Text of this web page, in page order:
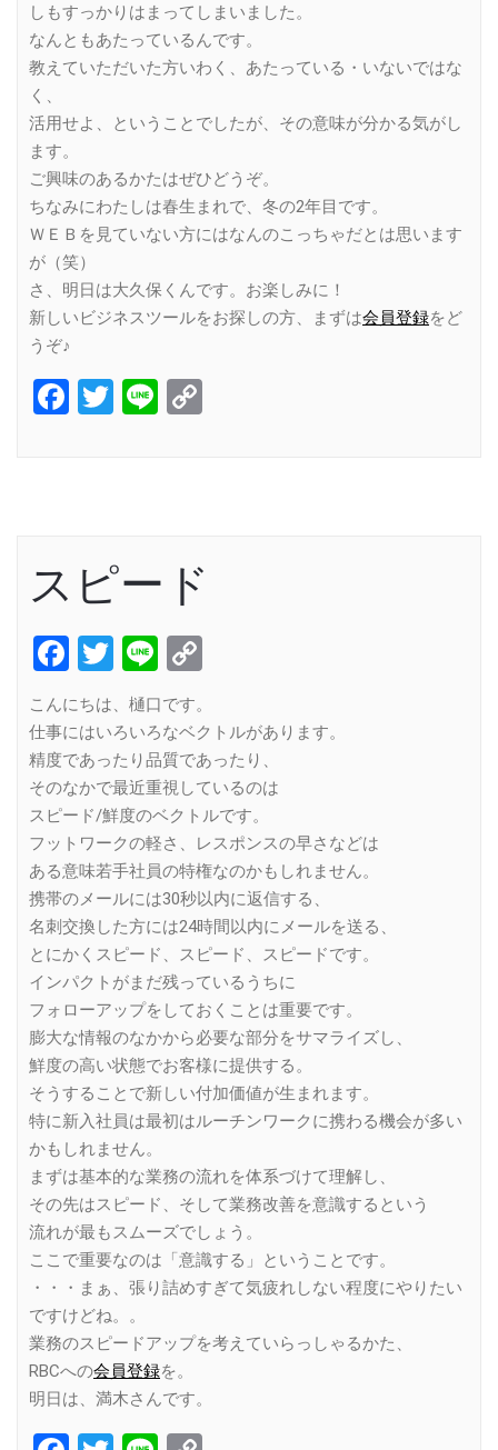
しもすっかりはまってしまいました。
なんともあたっているんです。
教えていただいた方いわく、あたっている・いないではな
く、
活用せよ、ということでしたが、その意味が分かる気がし
ます。
ご興味のあるかたはぜひどうぞ。
ちなみにわたしは春生まれで、冬の2年目です。
ＷＥＢを見ていない方にはなんのこっちゃだとは思います
が（笑）
さ、明日は大久保くんです。お楽しみに！
新しいビジネスツールをお探しの方、まずは会員登録をど
うぞ♪
Facebook
Twitter
Line
スピード
Facebook
Twitter
Line
こんにちは、樋口です。
仕事にはいろいろなベクトルがあります。
精度であったり品質であったり、
そのなかで最近重視しているのは
スピード/鮮度のベクトルです。
フットワークの軽さ、レスポンスの早さなどは
ある意味若手社員の特権なのかもしれません。
携帯のメールには30秒以内に返信する、
名刺交換した方には24時間以内にメールを送る、
とにかくスピード、スピード、スピードです。
インパクトがまだ残っているうちに
フォローアップをしておくことは重要です。
膨大な情報のなかから必要な部分をサマライズし、
鮮度の高い状態でお客様に提供する。
そうすることで新しい付加価値が生まれます。
特に新入社員は最初はルーチンワークに携わる機会が多い
かもしれません。
まずは基本的な業務の流れを体系づけて理解し、
その先はスピード、そして業務改善を意識するという
流れが最もスムーズでしょう。
ここで重要なのは「意識する」ということです。
・・・まぁ、張り詰めすぎて気疲れしない程度にやりたい
ですけどね。。
業務のスピードアップを考えていらっしゃるかた、
RBCへの会員登録を。
明日は、満木さんです。